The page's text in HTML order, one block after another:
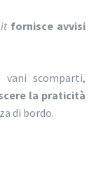
fornisce avvisi
vani scomparti,
la praticità
di bordo.